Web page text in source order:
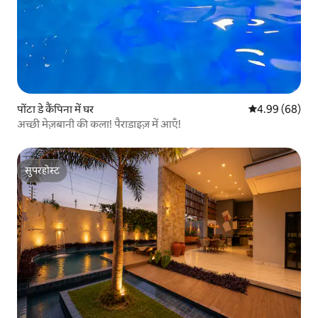
पोंटा डे कैंपिना में घर औसत रेटिंग 5 में
4.99 (68)
अच्छी मेज़बानी की कला! पैराडाइज़ में आएँ!
सुपरहोस्ट
सुपरहोस्ट